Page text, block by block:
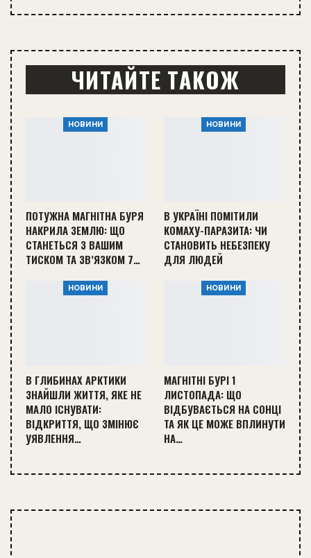
ЧИТАЙТЕ ТАКОЖ
НОВИНИ
ПОТУЖНА МАГНІТНА БУРЯ
НАКРИЛА ЗЕМЛЮ: ЩО
СТАНЕТЬСЯ З ВАШИМ
ТИСКОМ ТА ЗВ’ЯЗКОМ 7…
НОВИНИ
В УКРАЇНІ ПОМІТИЛИ
КОМАХУ-ПАРАЗИТА: ЧИ
СТАНОВИТЬ НЕБЕЗПЕКУ
ДЛЯ ЛЮДЕЙ
НОВИНИ
В ГЛИБИНАХ АРКТИКИ
ЗНАЙШЛИ ЖИТТЯ, ЯКЕ НЕ
МАЛО ІСНУВАТИ:
ВІДКРИТТЯ, ЩО ЗМІНЮЄ
УЯВЛЕННЯ…
НОВИНИ
МАГНІТНІ БУРІ 1
ЛИСТОПАДА: ЩО
ВІДБУВАЄТЬСЯ НА СОНЦІ
ТА ЯК ЦЕ МОЖЕ ВПЛИНУТИ
НА…